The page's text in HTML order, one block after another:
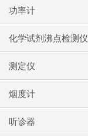
功率计
化学试剂沸点检测仪
测定仪
烟度计
听诊器